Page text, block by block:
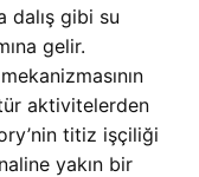
dalış gibi su
gelir.
aktivitelerden
titiz işçiliği
yakın bir